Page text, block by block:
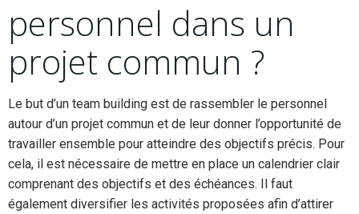
personnel dans un
projet commun ?
Le but d’un team building est de rassembler le personnel
autour d’un projet commun et de leur donner l’opportunité de
travailler ensemble pour atteindre des objectifs précis. Pour
cela, il est nécessaire de mettre en place un calendrier clair
comprenant des objectifs et des échéances. Il faut
également diversifier les activités proposées afin d’attirer